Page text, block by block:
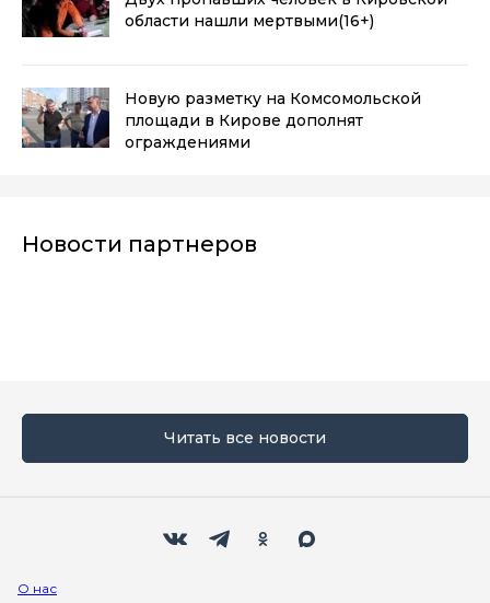
области нашли мертвыми(16+)
Новую разметку на Комсомольской
площади в Кирове дополнят
ограждениями
Новости партнеров
Читать все новости
О нас